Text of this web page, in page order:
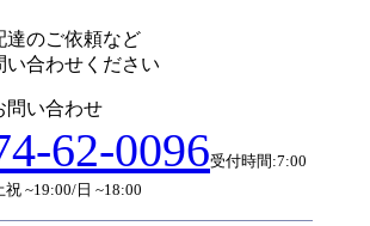
達のご依頼など
い合わせください
問い合わせ
62-0096受付時間:7:00
祝 ~19:00/日 ~18:00